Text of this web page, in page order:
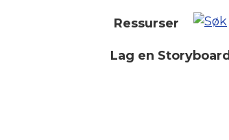
Ressurser
Lag en Storyboard